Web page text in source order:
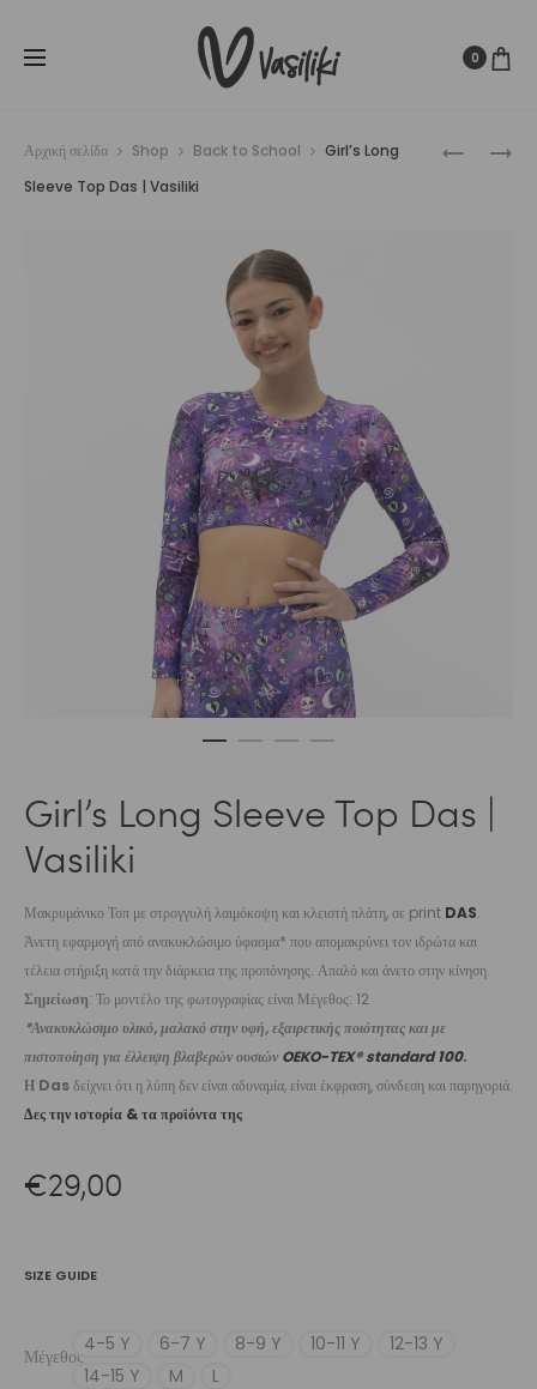
των
80€ 0
GIRL’S
GIRL’S
Αρχική σελίδα Shop Back to School
Girl’s Long
Sleeve Top Das | Vasiliki
Girl’s Long Sleeve Top Das |
Vasiliki
Μακρυμάνικο Τοπ με στρογγυλή λαιμόκοψη και κλειστή πλάτη, σε print DAS.
Άνετη εφαρμογή από ανακυκλώσιμο ύφασμα* που απομακρύνει τον ιδρώτα και
τέλεια στήριξη κατά την διάρκεια της προπόνησης. Απαλό και άνετο στην κίνηση.
Σημείωση: Το μοντέλο της φωτογραφίας είναι Μέγεθος: 12
*Ανακυκλώσιμο υλικό, μαλακό στην υφή, εξαιρετικής ποιότητας και με
πιστοποίηση για έλλειψη βλαβερών ουσιών OEKO-TEX® standard 100.
Η Dasδείχνει ότι η λύπη δεν είναι αδυναμία, είναι έκφραση, σύνδεση και παρηγοριά.
Δες την ιστορία & τα προϊόντα της
€29,00
SIZE GUIDE
Μέγεθος
4-5 Y 6-7 Y 8-9 Y 10-11 Y
12-13 Y
14-15 Y
M L